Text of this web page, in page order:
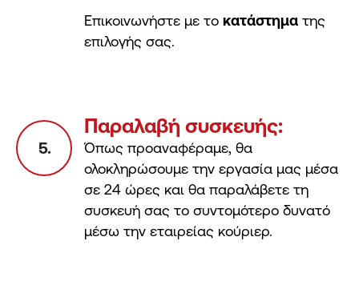
Επικοινωνήστε με το κατάστημα της
επιλογής σας.
5.
Παραλαβή συσκευής:
Όπως προαναφέραμε, θα
ολοκληρώσουμε την εργασία μας μέσα
σε 24 ώρες και θα παραλάβετε τη
συσκευή σας το συντομότερο δυνατό
μέσω την εταιρείας κούριερ.